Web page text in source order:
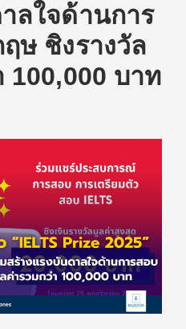
ลใจด้านการ
ฤษ ชิงรางวัล
100,000 บาท